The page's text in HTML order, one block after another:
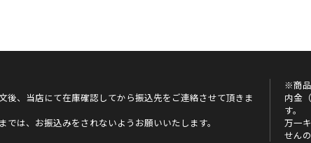
後、当店にて在庫確認してから振込先をご連絡させて頂きま
では、お振込みをされないようお願いいたします。
※商品
内金
す。
万一
せん